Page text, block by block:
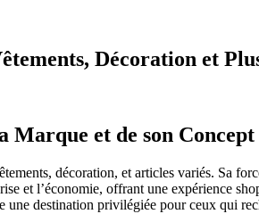
Décoration et
Marque et de son Concept
décoration, et articles variés. Sa
et l’économie, offrant une expérience
destination privilégiée pour ceux qui